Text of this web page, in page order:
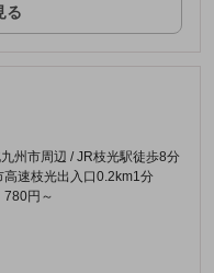
る
州市周辺 / JR枝光駅徒歩8分
高速枝光出入口0.2km1分
780円～